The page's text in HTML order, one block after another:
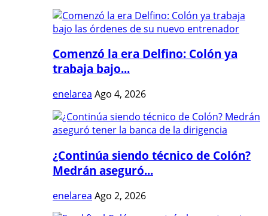
Comenzó la era Delfino: Colón ya
trabaja bajo...
enelarea Ago 4, 2026
¿Continúa siendo técnico de Colón?
Medrán aseguró...
enelarea Ago 2, 2026